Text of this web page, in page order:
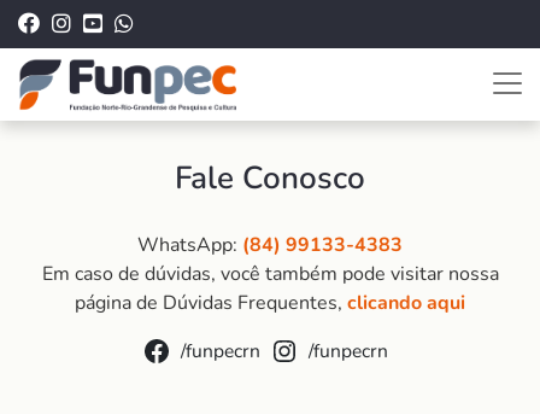
Fale Conosco
WhatsApp: (84) 99133-4383
Em caso de dúvidas, você também pode visitar nossa
página de Dúvidas Frequentes, clicando aqui
/funpecrn
/funpecrn